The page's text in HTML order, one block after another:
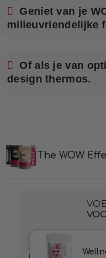
Geniet van je
milieuvriendelijke
Of als je van
design thermos.
The WOW